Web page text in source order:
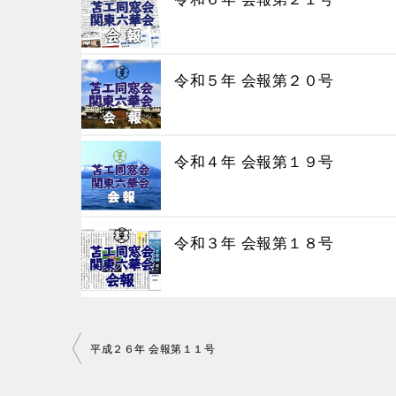
令和５年 会報第２０号
令和４年 会報第１９号
令和３年 会報第１８号
投平成２６年 会報第１１号